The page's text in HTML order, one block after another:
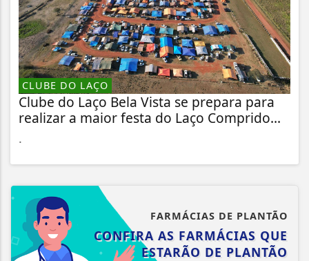
CLUBE DO LAÇO
Clube do Laço Bela Vista se prepara para
realizar a maior festa do Laço Comprido...
.
FARMÁCIAS DE PLANTÃO
CONFIRA AS FARMÁCIAS QUE
ESTARÃO DE PLANTÃO